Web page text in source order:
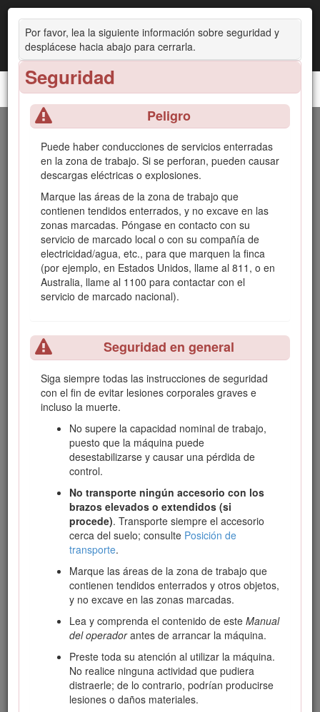
Por favor, lea la siguiente información sobre seguridad y
desplácese hacia abajo para cerrarla.
Seguridad
Peligro
Puede haber conducciones de servicios enterradas
en la zona de trabajo. Si se perforan, pueden causar
descargas eléctricas o explosiones.
Marque las áreas de la zona de trabajo que
contienen tendidos enterrados, y no excave en las
zonas marcadas. Póngase en contacto con su
servicio de marcado local o con su compañía de
electricidad/agua, etc., para que marquen la finca
(por ejemplo, en Estados Unidos, llame al 811, o en
Australia, llame al 1100 para contactar con el
servicio de marcado nacional).
Seguridad en general
Siga siempre todas las instrucciones de seguridad
con el fin de evitar lesiones corporales graves e
incluso la muerte.
No supere la capacidad nominal de trabajo,
puesto que la máquina puede
desestabilizarse y causar una pérdida de
control.
No transporte ningún accesorio con los
brazos elevados o extendidos (si
procede). Transporte siempre el accesorio
cerca del suelo; consulte Posición de
transporte.
Marque las áreas de la zona de trabajo que
contienen tendidos enterrados y otros objetos,
y no excave en las zonas marcadas.
Lea y comprenda el contenido de este Manual
del operadorantes de arrancar la máquina.
Preste toda su atención al utilizar la máquina.
No realice ninguna actividad que pudiera
distraerle; de lo contrario, podrían producirse
lesiones o daños materiales.
Destoconadora
Introducción
Esta máquina está diseñada para ser usada con
portaimplementos compactos de Toro para desbastar y
eliminar troncos de árboles y raíces superficiales. No está
diseñada para cortar rocas u otros materiales que no sean
la madera y la tierra que hay alrededor de un tocón. El uso
de este producto para otros propósitos que los previstos
podría ser peligroso para usted y para otras personas.
Lea este manual detenidamente para aprender a utilizar y
mantener correctamente su producto, y para evitar lesiones
y daños al producto. Usted es el responsable de utilizar el
Puede ponerse en contacto con Toro directamente en
www.Toro.com si desea materiales de formación y seguridad
o para registrar su producto.
Cuando necesite asistencia técnica, piezas genuinas Toro o
Distribuidor de Servicio Autorizado o con Asistencia al
Cliente Toro, y tenga a mano los números de modelo y serie
de su producto. Figura1identifica la ubicación de los
números de modelo y serie en el producto. Escriba los
números en el espacio provisto.
Important: Con su dispositivo móvil, puede escanear el
código QR de la pegatina del número de serie (si se
incluye) para acceder a información sobre la garantía,
las piezas y otros datos sobre el producto.